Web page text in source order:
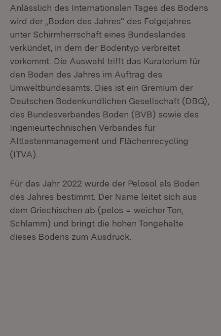
Anlässlich des Internationalen Tages des Bodens
wird der „Boden des Jahres“ des Folgejahres
unter Schirmherrschaft eines Bundeslandes
verkündet, in dem der Bodentyp verbreitet
vorkommt. Die Auswahl trifft das Kuratorium für
den Boden des Jahres im Auftrag des
Umweltbundesamts. Dies ist ein Gremium der
Deutschen Bodenkundlichen Gesellschaft (DBG),
des Bundesverbandes Boden (BVB) sowie des
Ingenieurtechnischen Verbandes für
Altlastenmanagement und Flächenrecycling
(ITVA).
Für das Jahr 2022 wurde der Pelosol als Boden
des Jahres bestimmt. Der Name leitet sich aus
dem Griechischen ab (pelos = weicher Ton,
Schlamm) und bringt die hohen Tongehalte
dieses Bodens zum Ausdruck.